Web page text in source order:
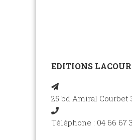
EDITIONS
25 bd Amiral Courbet
Téléphone : 04 66 67